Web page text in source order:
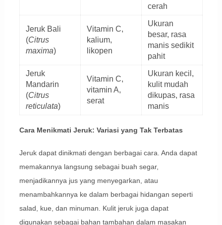
cerah
Jeruk Bali
(Citrus
maxima)
Vitamin C,
kalium,
likopen
Ukuran
besar, rasa
manis sedikit
pahit
Jeruk
Mandarin
(Citrus
reticulata)
Vitamin C,
vitamin A,
serat
Ukuran kecil,
kulit mudah
dikupas, rasa
manis
Cara Menikmati Jeruk: Variasi yang Tak Terbatas
Jeruk dapat dinikmati dengan berbagai cara. Anda dapat
memakannya langsung sebagai buah segar,
menjadikannya jus yang menyegarkan, atau
menambahkannya ke dalam berbagai hidangan seperti
salad, kue, dan minuman. Kulit jeruk juga dapat
digunakan sebagai bahan tambahan dalam masakan